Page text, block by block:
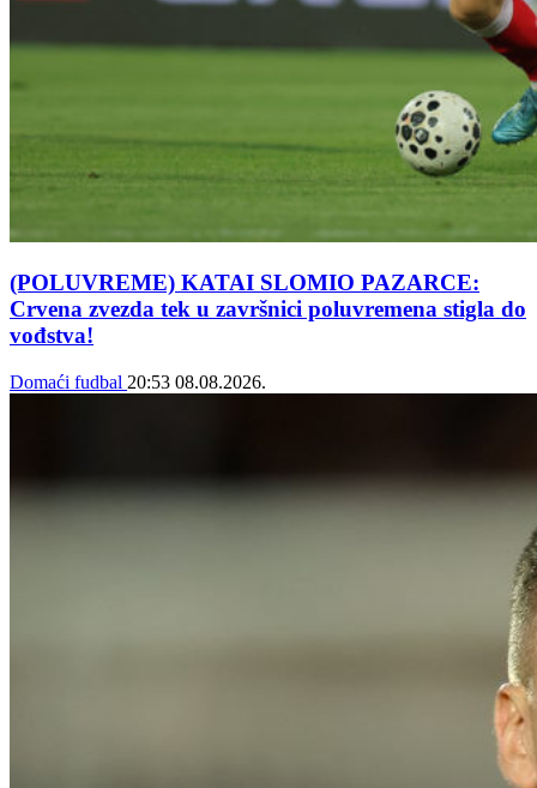
(POLUVREME) KATAI SLOMIO PAZARCE:
Crvena zvezda tek u završnici poluvremena stigla do
vođstva!
Domaći fudbal 20:53 08.08.2026.